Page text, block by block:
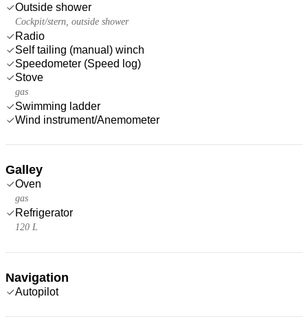
Outside shower
Cockpit/stern, outside shower
Radio
Self tailing (manual) winch
Speedometer (Speed log)
Stove
gas
Swimming ladder
Wind instrument/Anemometer
Galley
Oven
gas
Refrigerator
120 L
Navigation
Autopilot